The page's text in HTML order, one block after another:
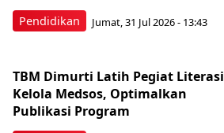
Pendidikan Jumat, 31 Jul 2026 - 13:43
TBM Dimurti Latih Pegiat Literasi
Kelola Medsos, Optimalkan
Publikasi Program